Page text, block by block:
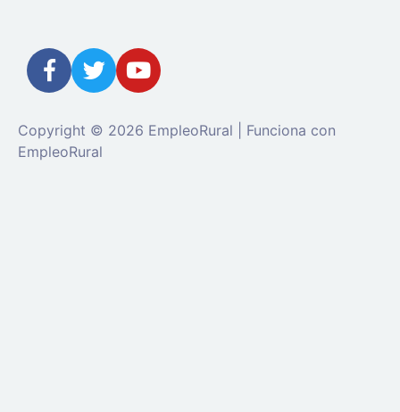
Copyright © 2026 EmpleoRural | Funciona con
EmpleoRural